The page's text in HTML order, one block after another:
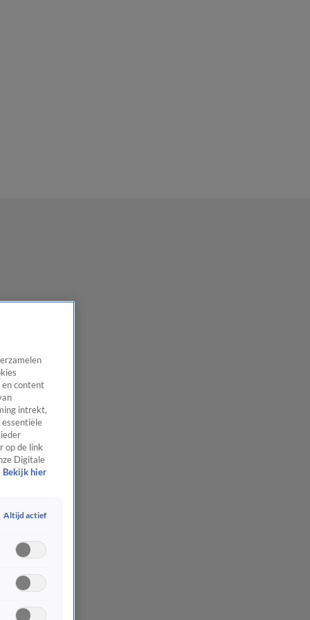
en content
intrekt,
op de link
Digitale
Bekijk hier
Altijd actief